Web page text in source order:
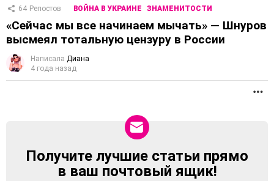
64 Репостов ВОЙНА В УКРАИНЕ ЗНАМЕНИТОСТИ
«Сейчас мы все начинаем мычать» — Шнуров
высмеял тотальную цензуру в России
Написала Диана
4 года назад
NEWSLETTER
Получите лучшие статьи прямо
в ваш почтовый ящик!